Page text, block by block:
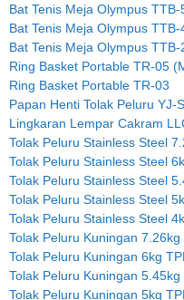
Bat Tenis Meja Olympus
Bat Tenis Meja Olympus
Bat Tenis Meja Olympus
Ring Basket Portable TR-05
Ring Basket Portable TR-03
Papan Henti Tolak Peluru YJ-
Lingkaran Lempar Cakram
Tolak Peluru Stainless Steel
Tolak Peluru Stainless Steel
Tolak Peluru Stainless Steel
Tolak Peluru Stainless Steel
Tolak Peluru Stainless Steel
Tolak Peluru Kuningan 7.26kg
Tolak Peluru Kuningan 6kg
Tolak Peluru Kuningan 5.45kg
Tolak Peluru Kuningan 5kg